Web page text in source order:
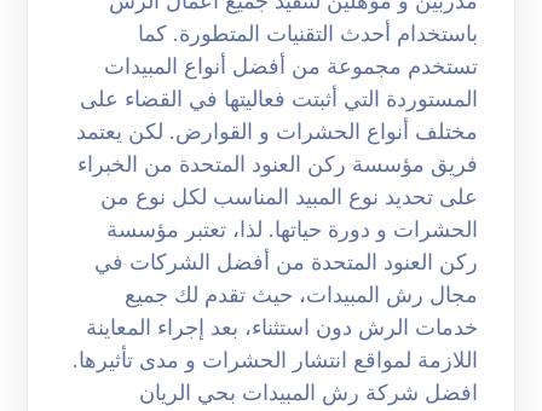
باستخدام أحدث التقنيات المتطورة. كما
تستخدم مجموعة من أفضل أنواع المبيدات
المستوردة التي أثبتت فعاليتها في القضاء على
مختلف أنواع الحشرات و القوارض. لكن يعتمد
فريق مؤسسة ركن العنود المتحدة من الخبراء
على تحديد نوع المبيد المناسب لكل نوع من
الحشرات و دورة حياتها. لذا، تعتبر مؤسسة
ركن العنود المتحدة من أفضل الشركات في
مجال رش المبيدات، حيث تقدم لك جميع
خدمات الرش دون استثناء، بعد إجراء المعاينة
اللازمة لمواقع انتشار الحشرات و مدى تأثيرها.
افضل شركة رش المبيدات بحي الريان